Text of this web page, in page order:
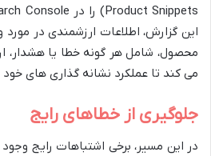
محصول، شامل هر گونه خطا یا هشدار،
می کند تا عملکرد نشانه گذاری های
جلوگیری از خطاهای رایج
در این مسیر، برخی اشتباهات رایج